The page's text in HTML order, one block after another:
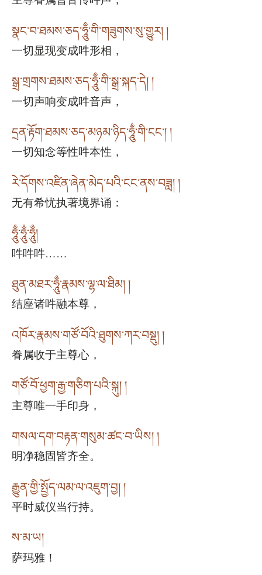
སྣང་བ་ཐམས་ཅད་ཧཱུྃ་གི་གཟུགས་སུ་གྱུར། །
一切显现变成吽形相，
སྒྲ་གྲགས་ཐམས་ཅད་ཧཱུྃ་གི་སྒྲ་སྐད་དེ། །
一切声响变成吽音声，
དྲན་རྟོག་ཐམས་ཅད་མཉམ་ཉིད་ཧཱུྃ་གི་ངང༌། །
一切知念等性吽本性，
རེ་དོགས་འཛིན་ཞེན་མེད་པའི་ངང་ནས་བཟླ། །
无有希忧执著境界诵：
ཧཱུྃ་ཧཱུྃ་ཧཱུྃ།
吽吽吽……
ཐུན་མཐར་ཧཱུྃ་རྣམས་ལྷ་ལ་ཐིམ། །
结座诸吽融本尊，
འཁོར་རྣམས་གཙོ་བོའི་ཐུགས་ཀར་བསྡུ། །
眷属收于主尊心，
གཙོ་བོ་ཕྱག་རྒྱ་གཅིག་པའི་སྐུ། །
主尊唯一手印身，
གསལ་དག་བརྟན་གསུམ་ཚང་བ་ཡིས། །
明净稳固皆齐全。
རྒྱུན་གྱི་སྤྱོད་ལམ་ལ་འཇུག་བྱ། །
平时威仪当行持。
ས་མ་ཡ།
萨玛雅！